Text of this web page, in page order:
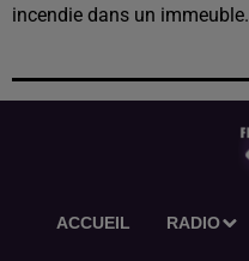
incendie dans un immeuble.
ACCUEIL RADIO